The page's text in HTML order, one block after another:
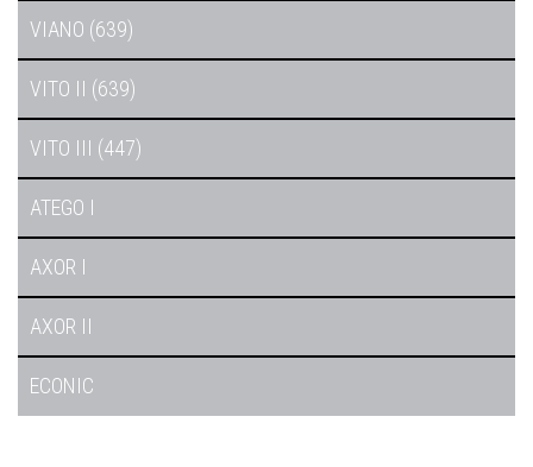
VIANO (639)
VITO II (639)
VITO III (447)
ATEGO I
AXOR I
AXOR II
ECONIC